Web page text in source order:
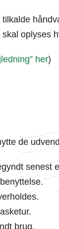
oplyses
her)
de
senest
brug.